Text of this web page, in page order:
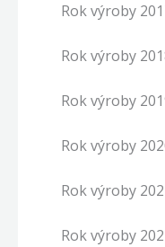
Rok výroby
Rok výroby
Rok výroby
Rok výroby
Rok výroby
Rok výroby